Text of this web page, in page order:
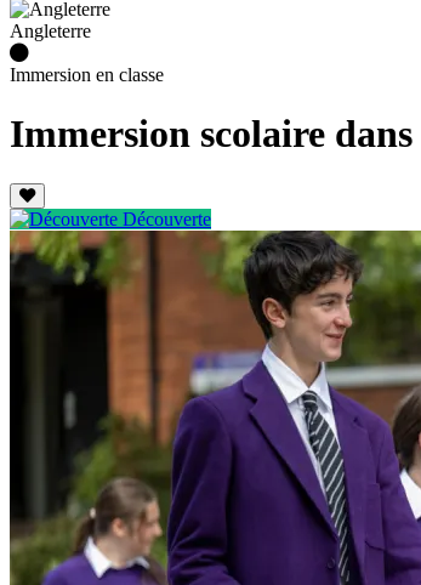
Angleterre
Immersion en classe
Immersion scolaire
Découverte